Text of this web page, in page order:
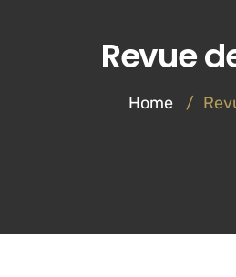
Revue
Home /